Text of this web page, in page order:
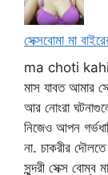
সেক্সবোমা মা
ma choti
মাস যাবত আমার
আর নোংরা
নিজেও আপন
না. চাকরীর
সুন্দরী সেক্স বোম্ব